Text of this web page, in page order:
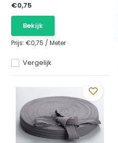
Vergelijk
€0,75
Bekijk
Prijs:€0,75 /Meter